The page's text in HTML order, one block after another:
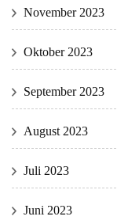
November 2023
Oktober 2023
September 2023
August 2023
Juli 2023
Juni 2023